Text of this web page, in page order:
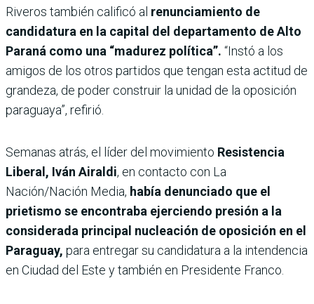
Riveros también calificó al renunciamiento de
candidatura en la capital del departamento de Alto
Paraná como una “madurez política”. “Instó a los
amigos de los otros partidos que tengan esta actitud de
grandeza, de poder construir la unidad de la oposición
paraguaya”, refirió.
Semanas atrás, el líder del movimiento Resistencia
Liberal, Iván Airaldi, en contacto con La
Nación/Nación Media, había denunciado que el
prietismo se encontraba ejerciendo presión a la
considerada principal nucleación de oposición en el
Paraguay, para entregar su candidatura a la intendencia
en Ciudad del Este y también en Presidente Franco.